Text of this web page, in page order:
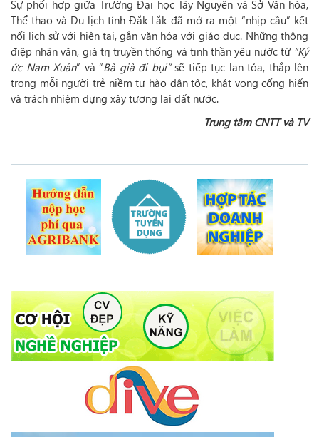
Sự phối hợp giữa Trường Đại học Tây Nguyên và Sở Văn hóa,
Thể thao và Du lịch tỉnh Đắk Lắk đã mở ra một “nhịp cầu” kết
nối lịch sử với hiện tại, gắn văn hóa với giáo dục. Những thông
điệp nhân văn, giá trị truyền thống và tinh thần yêu nước từ“Ký
ức Nam Xuân” và “Bà già đi bụi”sẽ tiếp tục lan tỏa, thắp lên
trong mỗi người trẻ niềm tự hào dân tộc, khát vọng cống hiến
và trách nhiệm dựng xây tương lai đất nước.
Trung tâm CNTT và TV